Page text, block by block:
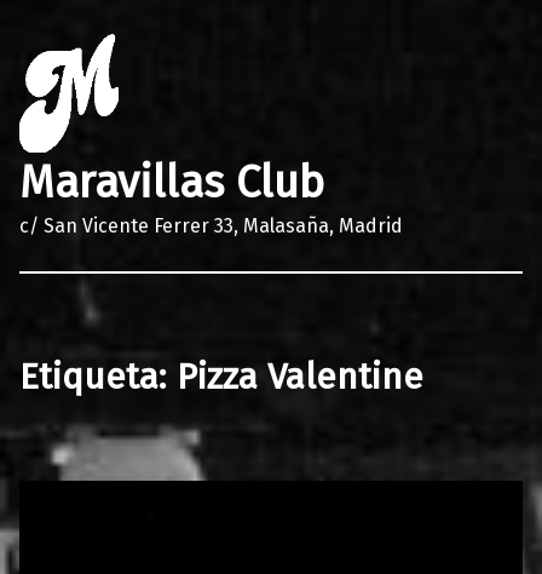
Maravillas Club
c/ San Vicente Ferrer 33, Malasaña, Madrid
Etiqueta: Pizza Valentine